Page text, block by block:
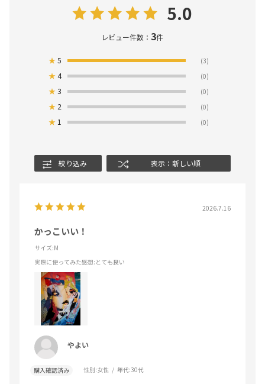
5.0
レビュー件数：3件
★5 (3)
★4 (0)
★3 (0)
★ 2 (0)
★ 1 (0)
絞り込み 表示：新しい順
2026.7.16
かっこいい！
サイズ:M
実際に使ってみた感想:とても良い
やよい
購入確認済み 性別:女性 年代:30代